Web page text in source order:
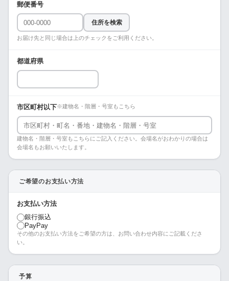
郵便番号
住所を検索
お届け先と同じ場合は上のチェックをご利用ください。
都道府県
市区町村以下※建物名・階層・号室もこちら
建物名・階層・号室もこちらにご記入ください。会場名がおわかりの場合は
会場名もお願いいたします。
ご希望のお支払い方法
お支払い方法
銀行振込
PayPay
その他のお支払い方法をご希望の方は、お問い合わせ内容にご記載くださ
い。
予算